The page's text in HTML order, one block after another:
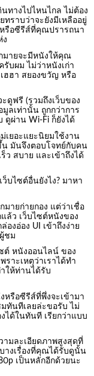
ทางไปไหนไกล ไม่ต้อง
ราบว่าจะยังมีเหลืออยู่
หรือซีรีส์ที่คุณปรารถนา
ง
มายจะมีหนังให้คุณ
รับผม ไม่ว่าหนังเก่า
ฮฮา สยองขวัญ หรือ
ดูฟรี (รวมถึงเว็บของ
มูลเท่านั้น ถูกกว่าการ
ดูผ่าน Wi-Fi ก็ยังได้
ยอะแยะนิยมใช้งาน
น มันจึงตอบโจทย์กับคน
ว สบาย และเข้าถึงได้
บไซต์อื่นยังไง? มาหา
ายก่ายกอง แต่ว่าเชื่อ
ล้ว เว็บไซต์หนังของ
องอ่อง UI เข้าถึงง่าย
ชม
ต์ หนังออนไลน์ ของ
ราะเหตุว่าเราได้ทำ
ให้ท่านได้รับ
หรือซีรีส์ที่พึ่งจะเข้ามา
ทันทีเลยล่ะขอรับ ไม่
ได้ในทันที เรียกว่าแบบ
ามละเอียดภาพสูงสุดที่
างเรื่องที่คุณได้รับดูนั้น
เป็นหลักอีกด้วยนะ